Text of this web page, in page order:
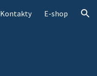
Kontakty E-shop